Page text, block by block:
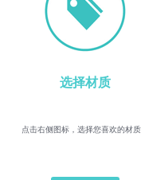
选择材质
点击右侧图标，选择您喜欢的材质